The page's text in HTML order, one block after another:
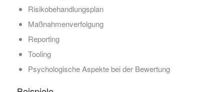
Risikobehandlungsplan
Maßnahmenverfolgung
Reporting
Tooling
Psychologische Aspekte bei der Bewertung